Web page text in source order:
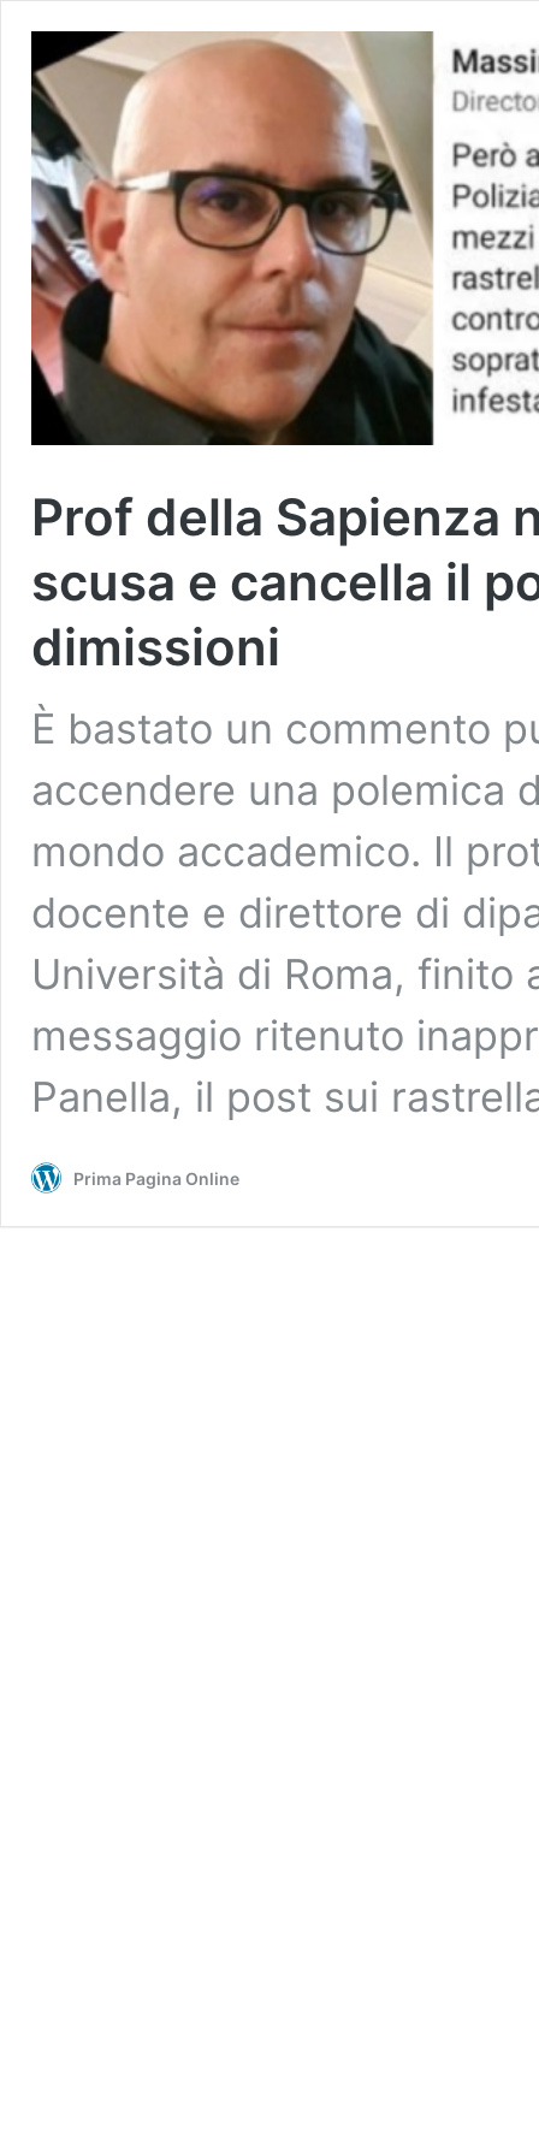
Prof della Sapienza
scusa e cancella il
dimissioni
È bastato un commento
accendere una polemica
mondo accademico. Il
docente e direttore di
Università di Roma,
messaggio ritenuto
Panella, il post sui
Prima Pagina Online